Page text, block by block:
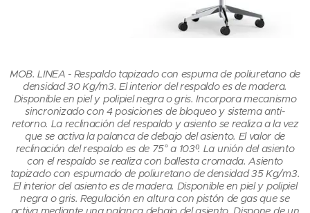
MOB. LINEA - Respaldo tapizado con espuma de poliuretano de
densidad 30 Kg/m3. El interior del respaldo es de madera.
Disponible en piel y polipiel negra o gris. Incorpora mecanismo
sincronizado con 4 posiciones de bloqueo y sistema anti-
retorno. La reclinación del respaldo y asiento se realiza a la vez
que se activa la palanca de debajo del asiento. El valor de
reclinación del respaldo es de 75° a 103º. La unión del asiento
con el respaldo se realiza con ballesta cromada. Asiento
tapizado con espumado de poliuretano de densidad 35 Kg/m3.
El interior del asiento es de madera. Disponible en piel y polipiel
negra o gris. Regulación en altura con pistón de gas que se